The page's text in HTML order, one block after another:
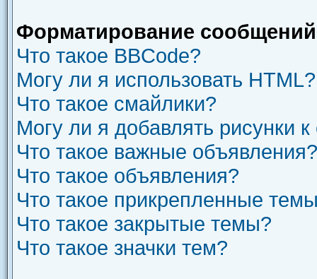
Форматирование
Что такое BBCode?
Могу ли я использовать HTML?
Что такое смайлики?
Могу ли я добавлять рисунки
Что такое важные объявления?
Что такое объявления?
Что такое прикрепленные
Что такое закрытые темы?
Что такое значки тем?